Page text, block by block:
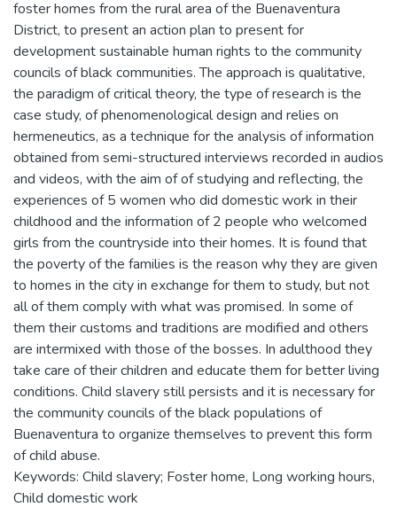
foster homes from the rural area of the Buenaventura
District, to present an action plan to present for
development sustainable human rights to the community
councils of black communities. The approach is qualitative,
the paradigm of critical theory, the type of research is the
case study, of phenomenological design and relies on
hermeneutics, as a technique for the analysis of information
obtained from semi-structured interviews recorded in audios
and videos, with the aim of of studying and reflecting, the
experiences of 5 women who did domestic work in their
childhood and the information of 2 people who welcomed
girls from the countryside into their homes. It is found that
the poverty of the families is the reason why they are given
to homes in the city in exchange for them to study, but not
all of them comply with what was promised. In some of
them their customs and traditions are modified and others
are intermixed with those of the bosses. In adulthood they
take care of their children and educate them for better living
conditions. Child slavery still persists and it is necessary for
the community councils of the black populations of
Buenaventura to organize themselves to prevent this form
of child abuse.
Keywords: Child slavery; Foster home, Long working hours,
Child domestic work